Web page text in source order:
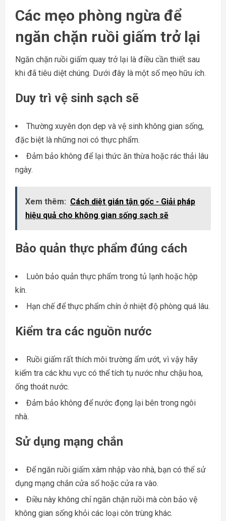
Các mẹo phòng ngừa để
ngăn chặn ruồi giấm trở lại
Ngăn chặn ruồi giấm quay trở lại là điều cần thiết sau
khi đã tiêu diệt chúng. Dưới đây là một số mẹo hữu ích.
Duy trì vệ sinh sạch sẽ
Thường xuyên dọn dẹp và vệ sinh không gian sống,
đặc biệt là những nơi có thực phẩm.
Đảm bảo không để lại thức ăn thừa hoặc rác thải lâu
ngày.
Xem thêm: Cách diệt gián tận gốc - Giải pháp
hiệu quả cho không gian sống sạch sẽ
Bảo quản thực phẩm đúng cách
Luôn bảo quản thực phẩm trong tủ lạnh hoặc hộp
kín.
Hạn chế để thực phẩm chín ở nhiệt độ phòng quá lâu.
Kiểm tra các nguồn nước
Ruồi giấm rất thích môi trường ẩm ướt, vì vậy hãy
kiểm tra các khu vực có thể tích tụ nước như chậu hoa,
ống thoát nước.
Đảm bảo không để nước đọng lại bên trong ngôi
nhà.
Sử dụng mạng chắn
Để ngăn ruồi giấm xâm nhập vào nhà, bạn có thể sử
dụng mạng chắn cửa sổ hoặc cửa ra vào.
Điều này không chỉ ngăn chặn ruồi mà còn bảo vệ
không gian sống khỏi các loại côn trùng khác.